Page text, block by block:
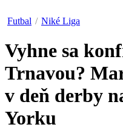
Futbal / Niké Liga
Vyhne sa
Trnavou?
v deň derby
Yorku